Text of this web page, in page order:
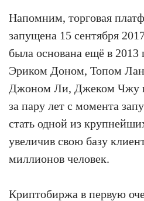
Напомним, торговая
запущена 15 сентября
была основана ещё в
Эриком Доном, Топом
Джоном Ли, Джеком Чжу
за пару лет с момента
стать одной из
увеличив свою базу
миллионов человек.
Криптобиржа в первую